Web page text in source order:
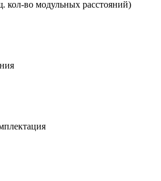
во модульных расстояний)